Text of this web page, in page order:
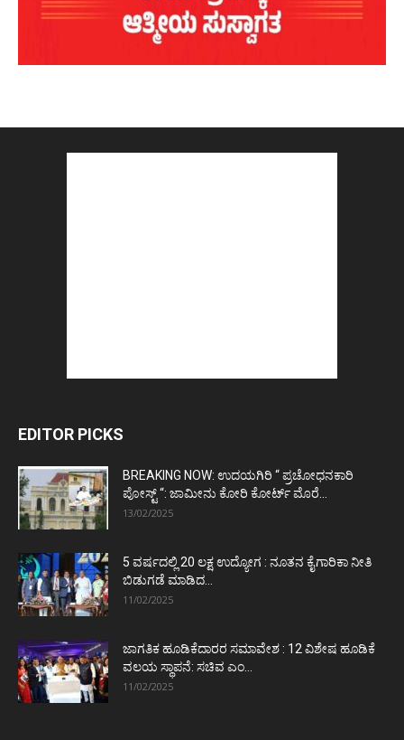
EDITOR PICKS
BREAKING NOW: ಉದಯಗಿರಿ “ ಪ್ರಚೋಧನಕಾರಿ
ಪೋಸ್ಟ್‌ “: ಜಾಮೀನು ಕೋರಿ ಕೋರ್ಟ್‌ ಮೊರೆ...
13/02/2025
5 ವರ್ಷದಲ್ಲಿ 20 ಲಕ್ಷ ಉದ್ಯೋಗ : ನೂತನ ಕೈಗಾರಿಕಾ ನೀತಿ
ಬಿಡುಗಡೆ ಮಾಡಿದ...
11/02/2025
ಜಾಗತಿಕ ಹೂಡಿಕೆದಾರರ ಸಮಾವೇಶ : 12 ವಿಶೇಷ ಹೂಡಿಕೆ
ವಲಯ ಸ್ಥಾಪನೆ: ಸಚಿವ ಎಂ...
11/02/2025